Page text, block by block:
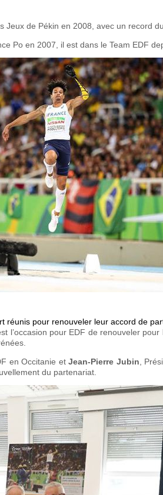
Jeux de Pékin en 2008, avec un record
Po en 2007, il est dans le Team EDF
réunis pour renouveler leur accord de
l’occasion pour EDF de renouveler pour
en Occitanie etJean-Pierre Jubin ,
du partenariat.